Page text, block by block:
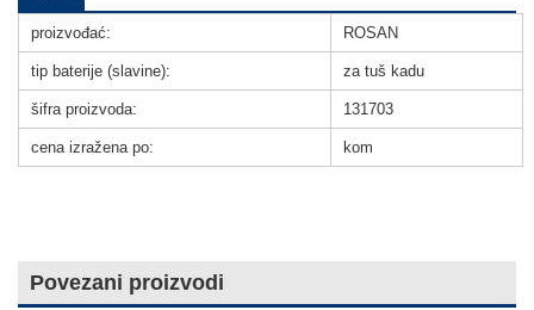
proizvođać: ROSAN
tip baterije (slavine): za tuš kadu
šifra proizvoda: 131703
cena izražena po: kom
Povezani proizvodi